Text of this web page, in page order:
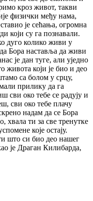
кроз живот, такви
физички међу нама,
је сећања, огромна
који су га познавали.
дуго колико живи у
Бора наставља да живи
је дан туге, али уједно
живота који је био и део
са болом у срцу,
прилику да га
сви око тебе се радују и
сви око тебе плачу
надам да се Бора
хвала ти за све тренутке
које остају.
што си био део нашег
је Драган Килибарда,